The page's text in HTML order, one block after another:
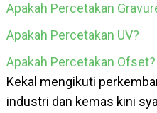
Apakah Percetakan
Apakah Percetakan UV?
Apakah Percetakan Ofset?
Kekal mengikuti
industri dan kemas kini